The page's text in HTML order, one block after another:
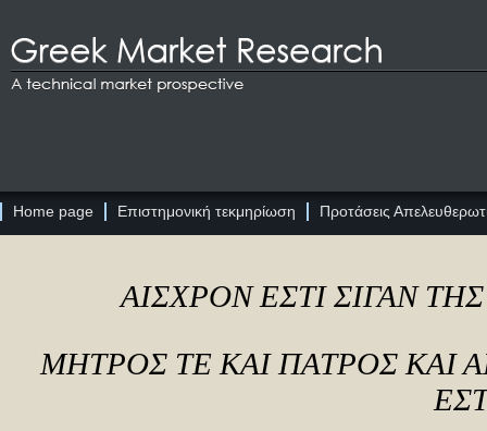
Home page Επιστημονική τεκμηρίωση Προτάσεις
ΑΙΣΧΡΟΝ ΕΣΤΙ ΣΙΓΑΝ
ΜΗΤΡΟΣ ΤΕ ΚΑΙ ΠΑΤΡΟΣ ΚΑΙ